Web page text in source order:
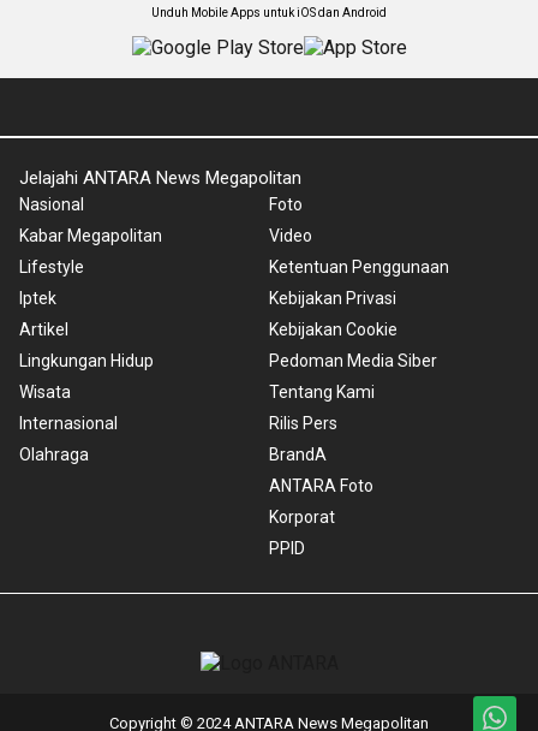
Unduh Mobile Apps untuk iOS dan Android
Jelajahi ANTARA News Megapolitan
Nasional
Kabar Megapolitan
Lifestyle
Iptek
Artikel
Lingkungan Hidup
Wisata
Internasional
Olahraga
Foto
Video
Ketentuan Penggunaan
Kebijakan Privasi
Kebijakan Cookie
Pedoman Media Siber
Tentang Kami
Rilis Pers
BrandA
ANTARA Foto
Korporat
PPID
Copyright © 2024 ANTARA News Megapolitan